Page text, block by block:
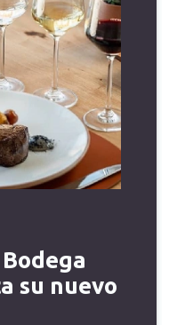
su nuevo